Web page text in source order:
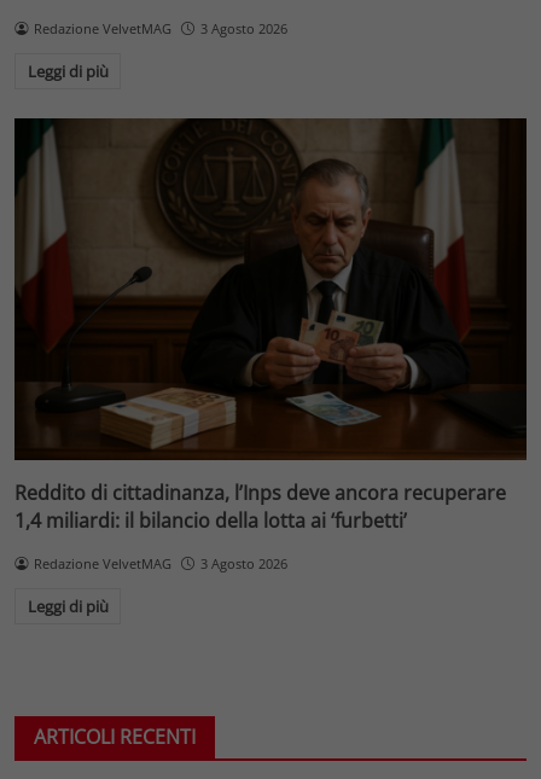
Redazione VelvetMAG 3 Agosto 2026
Leggi di più
Reddito di cittadinanza, l’Inps deve ancora recuperare
1,4 miliardi: il bilancio della lotta ai ‘furbetti’
Redazione VelvetMAG 3 Agosto 2026
Leggi di più
ARTICOLI RECENTI